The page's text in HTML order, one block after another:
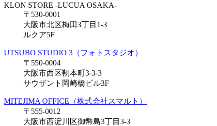
KLON STORE -LUCUA OSAKA-
〒530-0001
大阪市北区梅田3丁目1-3
ルクア5F
UTSUBO STUDIO 3（フォトスタジオ）
〒550-0004
大阪市西区靭本町3-3-3
サウザント岡崎橋ビル3F
MITEJIMA OFFICE（株式会社スマルト）
〒555-0012
大阪市西淀川区御幣島3丁目3-3